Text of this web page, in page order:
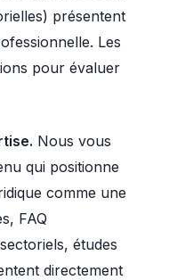
présentent
Les
pour évaluer
Nous vous
qui positionne
comme une
FAQ
études
directement